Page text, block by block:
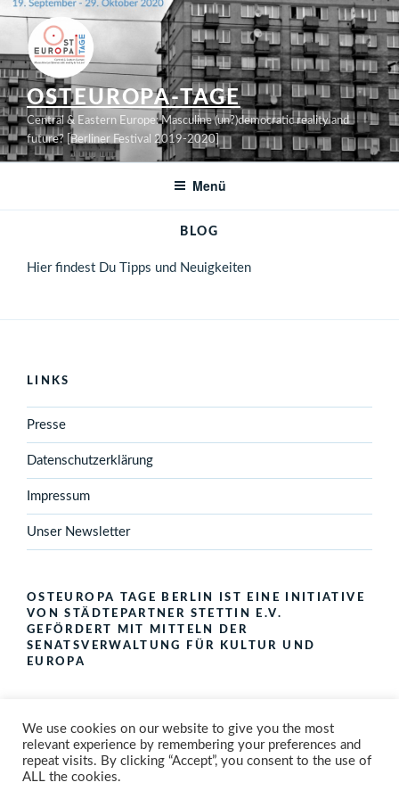
Zum
springen
OSTEUROPA-TAGE
Central & Eastern Europe: Masculine (un?)democratic reality and
future? [Berliner Festival 2019-2020]
Menü
BLOG
Hier findest Du Tipps und Neuigkeiten
LINKS
Presse
Datenschutzerklärung
Impressum
Unser Newsletter
OSTEUROPA TAGE BERLIN IST EINE INITIATIVE
VON STÄDTEPARTNER STETTIN E.V.
GEFÖRDERT MIT MITTELN DER
SENATSVERWALTUNG FÜR KULTUR UND
EUROPA
We use cookies on our website to give you the most
relevant experience by remembering your preferences and
repeat visits. By clicking “Accept”, you consent to the use of
ALL the cookies.